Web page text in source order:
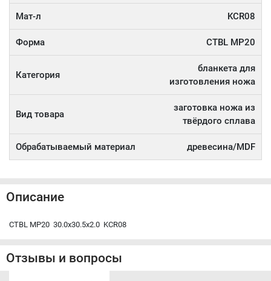
Мат-л KCR08
Форма CTBL MP20
Категория
бланкета для
изготовления ножа
Вид товара
заготовка ножа из
твёрдого сплава
Обрабатываемый материал древесина/MDF
Описание
CTBL MP20 30.0x30.5x2.0 KCR08
Отзывы и вопросы